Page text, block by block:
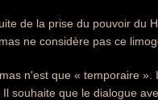
de la prise du pouvoir du
ne considère pas ce
n'est que « temporaire ».
souhaite que le dialogue